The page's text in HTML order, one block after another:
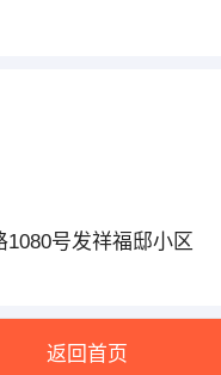
号发祥福邸小区
返回首页